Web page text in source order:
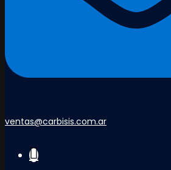
ventas@carbisis.com.ar